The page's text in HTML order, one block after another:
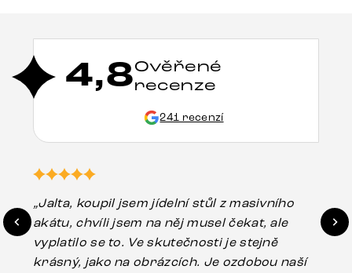
4,8Ověřené
recenze
241 recenzí
„Jalta, koupil jsem jídelní stůl z masivního
akátu, chvíli jsem na něj musel čekat, ale
vyplatilo se to. Ve skutečnosti je stejně
krásný, jako na obrázcích. Je ozdobou naší